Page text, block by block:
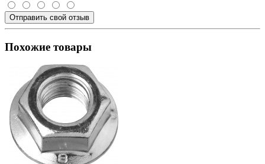
Отправить свой отзыв
Похожие товары